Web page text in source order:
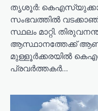
തൃശൂര്‍: കെഎസ്‌യുക്കാരെ
സംഭവത്തില്‍
സ്ഥലം മാറ്റി.
ആസ്ഥാനത്തേക്ക് ആണ്
മുള്ളൂര്‍ക്കരയില്‍
പ്രവര്‍ത്തകര്‍…